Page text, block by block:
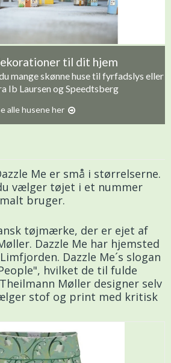
til dit hjem
mange skønne huse til fyrfadslys eller
Ib Laursen og Speedtsberg
alle husene her
Me er små i størrelserne.
vælger tøjet i et nummer
bruger.
tøjmærke, der er ejet af
Dazzle Me har hjemsted
Dazzle Me´s slogan
hvilket de til fulde
Møller designer selv
stof og print med kritisk